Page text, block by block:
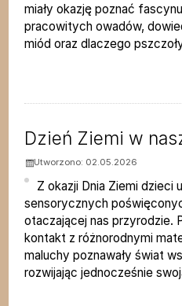
miały okazję poznać
pracowitych owadów,
miód oraz dlaczego
Dzień Ziemi w
Utworzono: 02.05.2026
Z okazji Dnia Ziemi dzieci
sensorycznych
otaczającej nas przyrodzie.
kontakt z różnorodnymi
maluchy poznawały świat
rozwijając jednocześnie